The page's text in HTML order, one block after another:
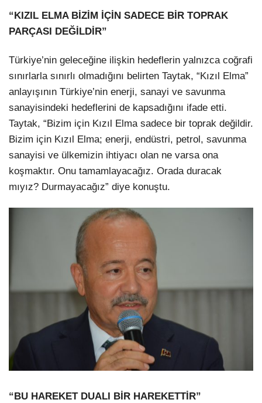
“KIZIL ELMA BİZİM İÇİN SADECE BİR TOPRAK
PARÇASI DEĞİLDİR”
Türkiye’nin geleceğine ilişkin hedeflerin yalnızca coğrafi
sınırlarla sınırlı olmadığını belirten Taytak, “Kızıl Elma”
anlayışının Türkiye’nin enerji, sanayi ve savunma
sanayisindeki hedeflerini de kapsadığını ifade etti.
Taytak, “Bizim için Kızıl Elma sadece bir toprak değildir.
Bizim için Kızıl Elma; enerji, endüstri, petrol, savunma
sanayisi ve ülkemizin ihtiyacı olan ne varsa ona
koşmaktır. Onu tamamlayacağız. Orada duracak
mıyız? Durmayacağız” diye konuştu.
“BU HAREKET DUALI BİR HAREKETTİR”